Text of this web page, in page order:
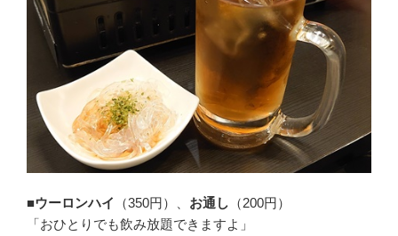
■ウーロンハイ （350円）、 お通し （200円）
「おひとりでも飲み放題できますよ」